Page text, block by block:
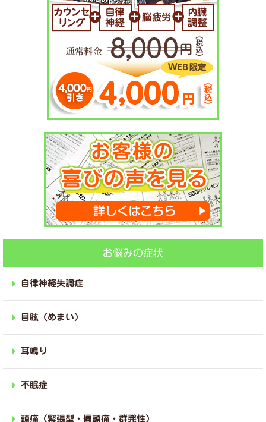
お悩みの症状
自律神経失調症
目眩（めまい）
耳鳴り
不眠症
頭痛（緊張型・偏頭痛・群発性）